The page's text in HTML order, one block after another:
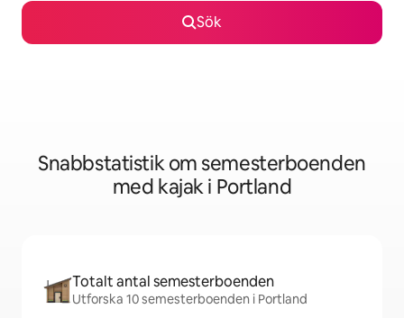
Sök
Snabbstatistik om semesterboenden
med kajak i Portland
Totalt antal semesterboenden
Utforska 10 semesterboenden i Portland